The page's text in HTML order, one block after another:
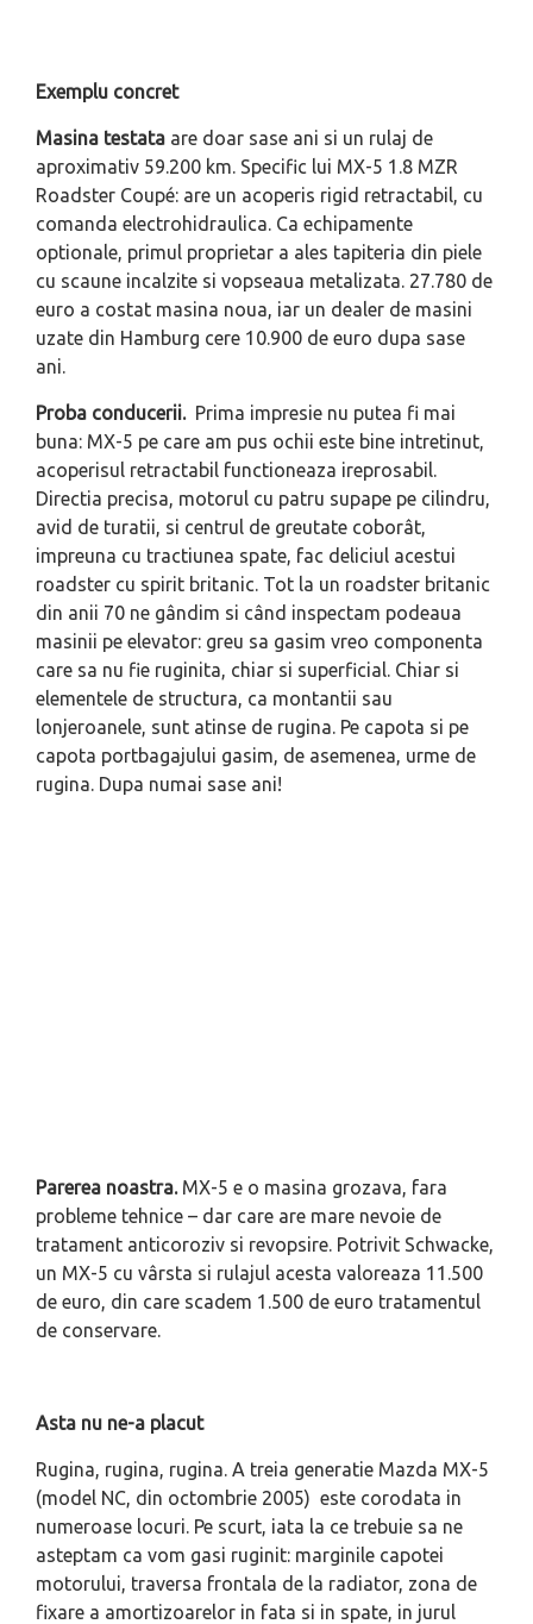
Exemplu concret
Masina testata are doar sase ani si un rulaj de
aproximativ 59.200 km. Specific lui MX-5 1.8 MZR
Roadster Coupé: are un acoperis rigid retractabil, cu
comanda electrohidraulica. Ca echipamente
optionale, primul proprietar a ales tapiteria din piele
cu scaune incalzite si vopseaua metalizata. 27.780 de
euro a costat masina noua, iar un dealer de masini
uzate din Hamburg cere 10.900 de euro dupa sase
ani.
Proba conducerii.Prima impresie nu putea fi mai
buna: MX-5 pe care am pus ochii este bine intretinut,
acoperisul retractabil functioneaza ireprosabil.
Directia precisa, motorul cu patru supape pe cilindru,
avid de turatii, si centrul de greutate coborât,
impreuna cu tractiunea spate, fac deliciul acestui
roadster cu spirit britanic. Tot la un roadster britanic
din anii 70 ne gândim si când inspectam podeaua
masinii pe elevator: greu sa gasim vreo componenta
care sa nu fie ruginita, chiar si superficial. Chiar si
elementele de structura, ca montantii sau
lonjeroanele, sunt atinse de rugina. Pe capota si pe
capota portbagajului gasim, de asemenea, urme de
rugina. Dupa numai sase ani!
Parerea noastra.MX-5 e o masina grozava, fara
probleme tehnice – dar care are mare nevoie de
tratament anticoroziv si revopsire. Potrivit Schwacke,
un MX-5 cu vârsta si rulajul acesta valoreaza 11.500
de euro, din care scadem 1.500 de euro tratamentul
de conservare.
Asta nu ne-a placut
Rugina, rugina, rugina. A treia generatie Mazda MX-5
(model NC, din octombrie 2005) este corodata in
numeroase locuri. Pe scurt, iata la ce trebuie sa ne
asteptam ca vom gasi ruginit: marginile capotei
motorului, traversa frontala de la radiator, zona de
fixare a amortizoarelor in fata si in spate, in jurul